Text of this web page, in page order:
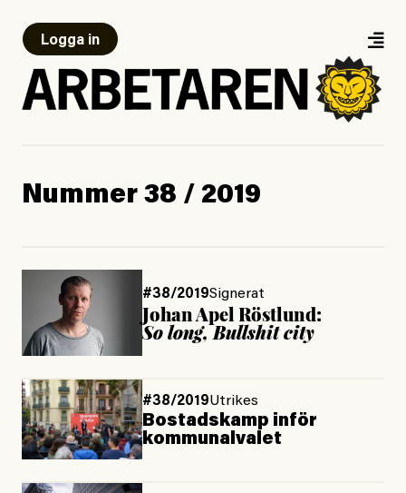
Logga in
Nummer 38 / 2019
#38/2019Signerat
Johan Apel Röstlund:
So long, Bullshit city
#38/2019Utrikes
Bostadskamp inför
kommunalvalet